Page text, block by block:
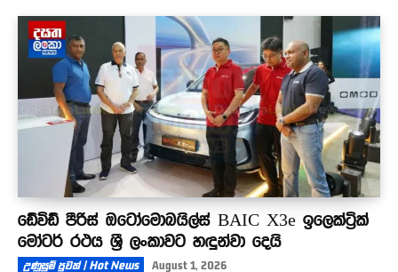
ඩේවිඩ් පීරිස් ඔටෝමොබයිල්ස් BAIC X3e ඉලෙක්ට්‍රික්
මෝටර් රථය ශ්‍රී ලංකාවට හඳුන්වා දෙයි
උණුසුම් පුවත් | Hot News August 1, 2026